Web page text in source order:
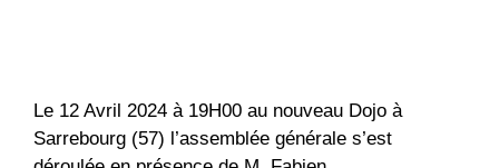
Le 12 Avril 2024 à 19H00 au nouveau Dojo à
Sarrebourg (57) l’assemblée générale s’est